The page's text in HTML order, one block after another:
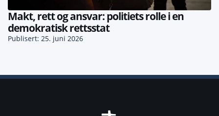
Makt, rett og ansvar: politiets rolle i en
demokratisk rettsstat
Publisert: 25. juni 2026